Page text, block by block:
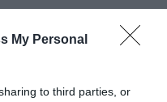
My Personal
to third parties, or